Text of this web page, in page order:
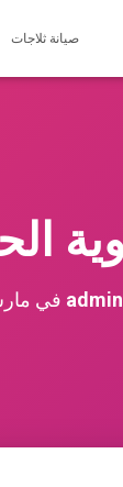
صيانة ثلاجات
admin في مارس